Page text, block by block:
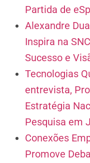
Partida de
Alexandre
Inspira na
Sucesso e
Tecnologias
entrevista,
Estratégia
Pesquisa em
Conexões
Promove